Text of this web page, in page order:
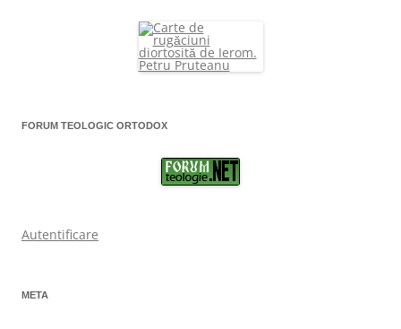
FORUM TEOLOGIC ORTODOX
Autentificare
META